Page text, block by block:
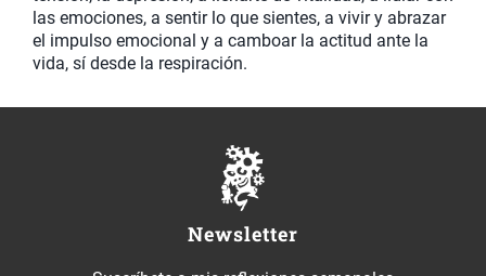
las emociones, a sentir lo que sientes, a vivir y abrazar
el impulso emocional y a camboar la actitud ante la
vida, sí desde la respiración.
Newsletter